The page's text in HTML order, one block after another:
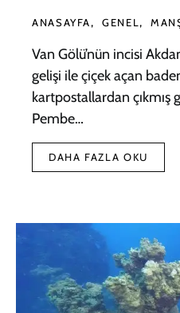
ANASAYFA GENEL
Van Gölü’nün incisi
gelişi ile çiçek açan
kartpostallardan çıkmış
Pembe…
DAHA FAZLA OKU